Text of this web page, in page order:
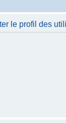
le profil des